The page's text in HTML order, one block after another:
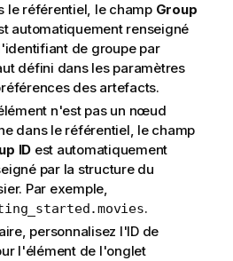
le référentiel, le champ Group
automatiquement renseigné
de groupe par
défini dans les paramètres
des artefacts.
n'est pas un nœud
dans le référentiel, le champ
ID est automatiquement
par la structure du
Par exemple,
.
personnalisez l'ID de
l'élément de l'onglet